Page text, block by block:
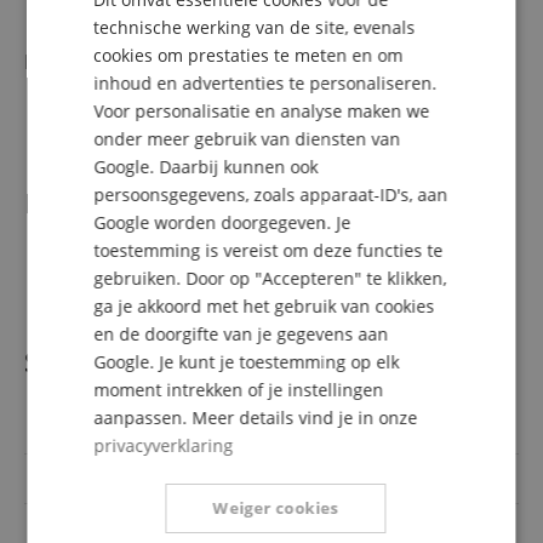
Knopkapjes: Dome-Style
Kleur & Finish
Finish: Gloss
Levering
1 x Ashdown CAPRI23-GB Roasted Capri-23 E-bas Black
1 x Gigbag
Specificaties
Artikelnummer 00119349
Nein
ITALIAN
SPANISH
technische werking van de site, evenals
cookies om prestaties te meten en om
inhoud en advertenties te personaliseren.
Voor personalisatie en analyse maken we
onder meer gebruik van diensten van
Google. Daarbij kunnen ook
persoonsgegevens, zoals apparaat-ID's, aan
Google worden doorgegeven. Je
toestemming is vereist om deze functies te
gebruiken. Door op "Accepteren" te klikken,
ga je akkoord met het gebruik van cookies
en de doorgifte van je gegevens aan
Google. Je kunt je toestemming op elk
moment intrekken of je instellingen
aanpassen. Meer details vind je in onze
privacyverklaring
Weiger cookies